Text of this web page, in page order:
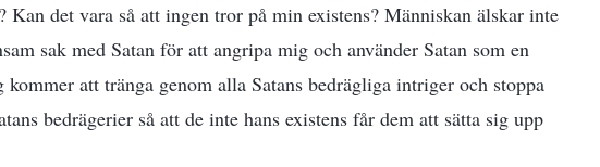
det vara så att ingen tror på min existens? Människan älskar inte
sak med Satan för att angripa mig och använder Satan som en
att tränga genom alla Satans bedrägliga intriger och stoppa
bedrägerier så att de inte hans existens får dem att sätta sig upp